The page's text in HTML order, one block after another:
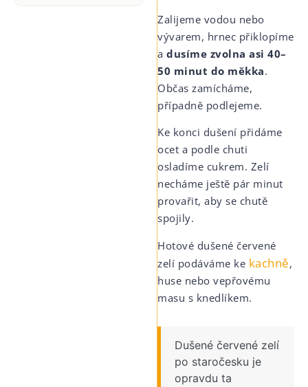
Zalijeme vodou nebo
vývarem, hrnec přiklopíme
adusíme zvolna asi 40–
50 minut do měkka.
Občas zamícháme,
případně podlejeme.
Ke konci dušení přidáme
ocet a podle chuti
osladíme cukrem. Zelí
necháme ještě pár minut
provařit, aby se chutě
spojily.
Hotové dušené červené
zelí podáváme ke kachně,
huse nebo vepřovému
masu s knedlíkem.
Dušené červené zelí
po staročesku je
opravdu ta